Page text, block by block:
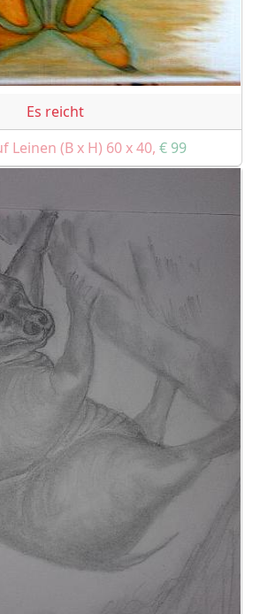
Es reicht
Leinen (B x H) 60 x 40, € 99